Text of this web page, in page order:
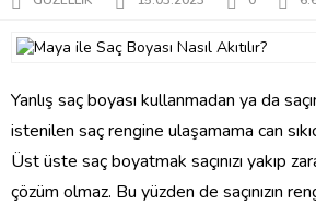
Yanlış saç boyası kullanmadan ya da
istenilen saç rengine ulaşamama can
Üst üste saç boyatmak saçınızı yakıp
çözüm olmaz. Bu yüzden de saçınızın